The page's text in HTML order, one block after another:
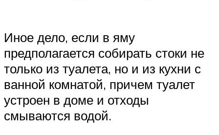
Иное дело, если в яму
предполагается собирать стоки не
только из туалета, но и из кухни с
ванной комнатой, причем туалет
устроен в доме и отходы
смываются водой.